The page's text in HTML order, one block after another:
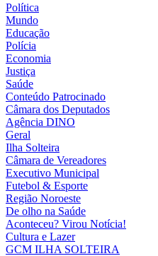
Política
Mundo
Educação
Polícia
Economia
Justiça
Saúde
Conteúdo Patrocinado
Câmara dos Deputados
Agência DINO
Geral
Ilha Solteira
Câmara de Vereadores
Executivo Municipal
Futebol & Esporte
Região Noroeste
De olho na Saúde
Aconteceu? Virou Notícia!
Cultura e Lazer
GCM ILHA SOLTEIRA